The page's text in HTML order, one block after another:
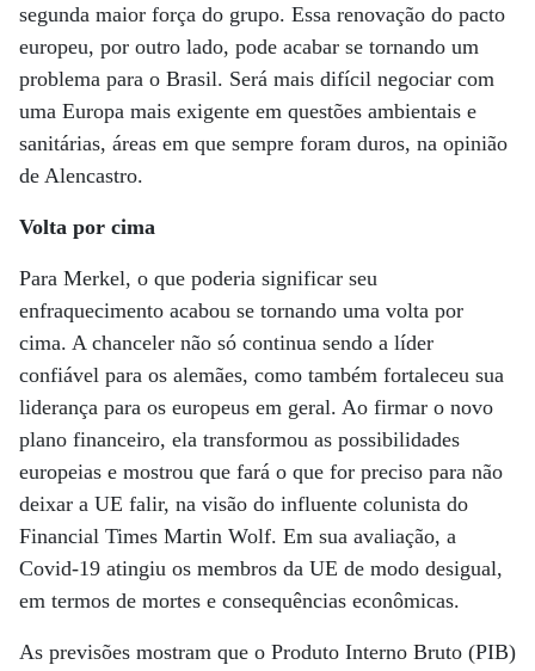
segunda maior força do grupo. Essa renovação do pacto
europeu, por outro lado, pode acabar se tornando um
problema para o Brasil. Será mais difícil negociar com
uma Europa mais exigente em questões ambientais e
sanitárias, áreas em que sempre foram duros, na opinião
de Alencastro.
Volta por cima
Para Merkel, o que poderia significar seu
enfraquecimento acabou se tornando uma volta por
cima. A chanceler não só continua sendo a líder
confiável para os alemães, como também fortaleceu sua
liderança para os europeus em geral. Ao firmar o novo
plano financeiro, ela transformou as possibilidades
europeias e mostrou que fará o que for preciso para não
deixar a UE falir, na visão do influente colunista do
Financial Times Martin Wolf. Em sua avaliação, a
Covid-19 atingiu os membros da UE de modo desigual,
em termos de mortes e consequências econômicas.
As previsões mostram que o Produto Interno Bruto (PIB)